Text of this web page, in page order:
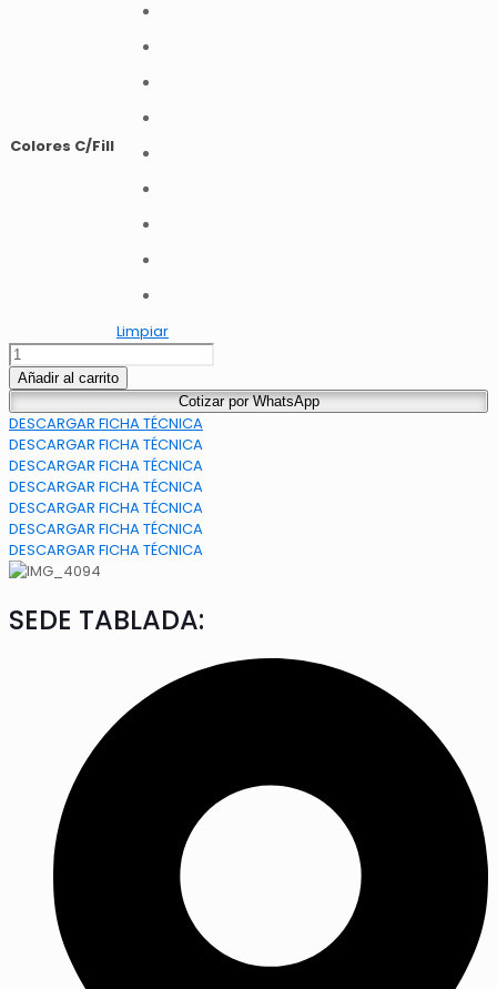
Colores C/Fill
Limpiar
ALUZINC
PV4
cantidad
Añadir al carrito
Cotizar por WhatsApp
DESCARGAR FICHA TÉCNICA
DESCARGAR FICHA TÉCNICA
DESCARGAR FICHA TÉCNICA
DESCARGAR FICHA TÉCNICA
DESCARGAR FICHA TÉCNICA
DESCARGAR FICHA TÉCNICA
DESCARGAR FICHA TÉCNICA
SEDE TABLADA: